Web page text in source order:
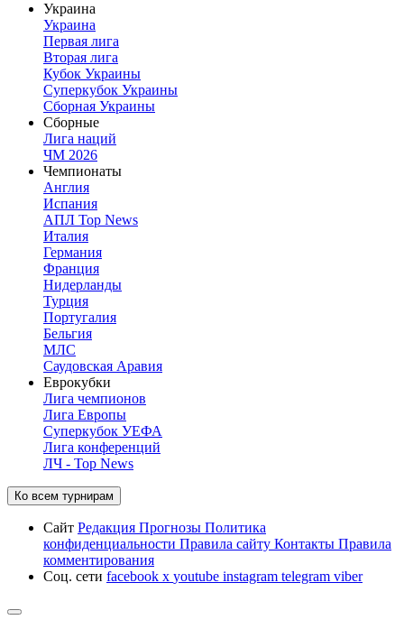
Украина
Украина
Первая лига
Вторая лига
Кубок Украины
Суперкубок Украины
Сборная Украины
Сборные
Лига наций
ЧМ 2026
Чемпионаты
Англия
Испания
АПЛ Top News
Италия
Германия
Франция
Нидерланды
Турция
Португалия
Бельгия
МЛС
Саудовская Аравия
Еврокубки
Лига чемпионов
Лига Европы
Суперкубок УЕФА
Лига конференций
ЛЧ - Top News
Ко всем турнирам
Сайт Редакция Прогнозы Политика
конфиденциальности Правила сайту Контакты Правила
комментирования
Соц. сети facebook x youtube instagram telegram viber